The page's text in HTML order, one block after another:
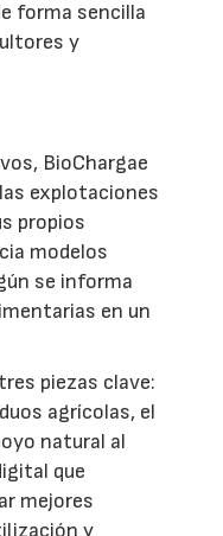
forma sencilla
y
BioChargae
explotaciones
propios
modelos
se informa
en un
piezas clave:
agrícolas, el
natural al
que
mejores
y